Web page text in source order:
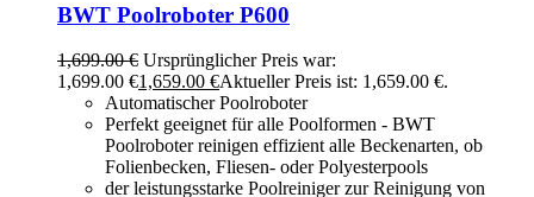
BWT Poolroboter P600
1,699.00€ Ursprünglicher Preis war:
1,699.00 €1,659.00 €Aktueller Preis ist: 1,659.00 €.
Automatischer Poolroboter
Perfekt geeignet für alle Poolformen - BWT
Poolroboter reinigen effizient alle Beckenarten, ob
Folienbecken, Fliesen-​ oder Polyesterpools
der leistungsstarke Poolreiniger zur Reinigung von